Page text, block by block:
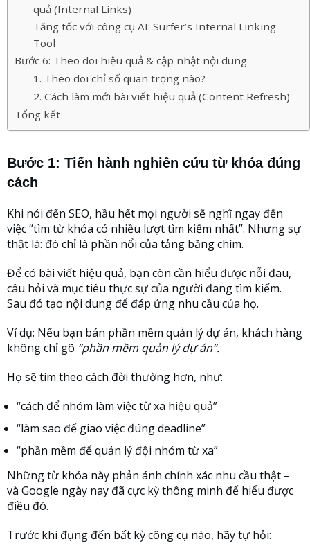
quả (Internal Links)
Tăng tốc với công cụ AI: Surfer’s Internal Linking
Tool
Bước 6: Theo dõi hiệu quả & cập nhật nội dung
1. Theo dõi chỉ số quan trọng nào?
2. Cách làm mới bài viết hiệu quả (Content Refresh)
Tổng kết
Bước 1: Tiến hành nghiên cứu từ khóa đúng
cách
Khi nói đến SEO, hầu hết mọi người sẽ nghĩ ngay đến
việc “tìm từ khóa có nhiều lượt tìm kiếm nhất”. Nhưng sự
thật là: đó chỉ là phần nổi của tảng băng chìm.
Để có bài viết hiệu quả, bạn còn cần hiểu được nỗi đau,
câu hỏi và mục tiêu thực sự của người đang tìm kiếm.
Sau đó tạo nội dung để đáp ứng nhu cầu của họ.
Ví dụ: Nếu bạn bán phần mềm quản lý dự án, khách hàng
không chỉ gõ “phần mềm quản lý dự án”.
Họ sẽ tìm theo cách đời thường hơn, như:
“cách để nhóm làm việc từ xa hiệu quả”
“làm sao để giao việc đúng deadline”
“phần mềm để quản lý đội nhóm từ xa”
Những từ khóa này phản ánh chính xác nhu cầu thật –
và Google ngày nay đã cực kỳ thông minh để hiểu được
điều đó.
Trước khi đụng đến bất kỳ công cụ nào, hãy tự hỏi: